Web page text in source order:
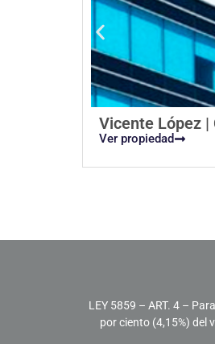
Vicente López |
Ver propiedad
LEY 5859 – ART. 4 –
por ciento (4,15%) del